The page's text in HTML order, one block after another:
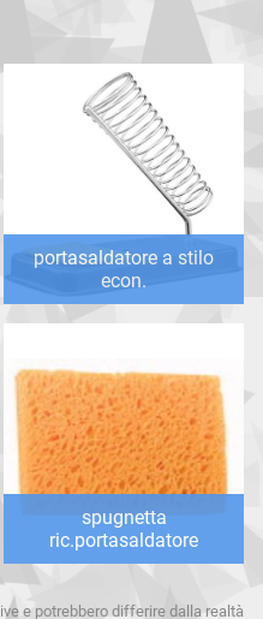
portasaldatore a stilo
econ.
spugnetta
ric.portasaldatore
e potrebbero differire dalla realtà